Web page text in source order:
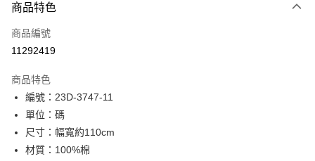
信用卡一次付款
超商取貨付款
Apple Pay
街口支付
Google Pay
商品特色
商品編號
11292419
商品特色
編號：23D-3747-11
單位：碼
尺寸：幅寬約110cm
材質：100%棉